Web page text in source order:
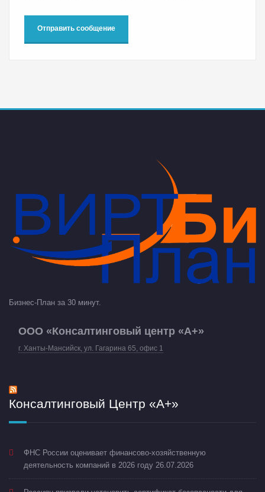
Бизнес-План за 30 минут.
ООО «Консалтинговый центр «А+»
г. Ханты-Мансийск, ул. Гагарина 65, офис 1
Консалтинговый Центр «А+»
ФНС России оценивает финансово-хозяйственную
деятельность компаний в 2026 году 26.07.2026